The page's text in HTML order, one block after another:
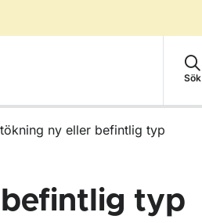
Sök
ny eller befintlig typ
typ